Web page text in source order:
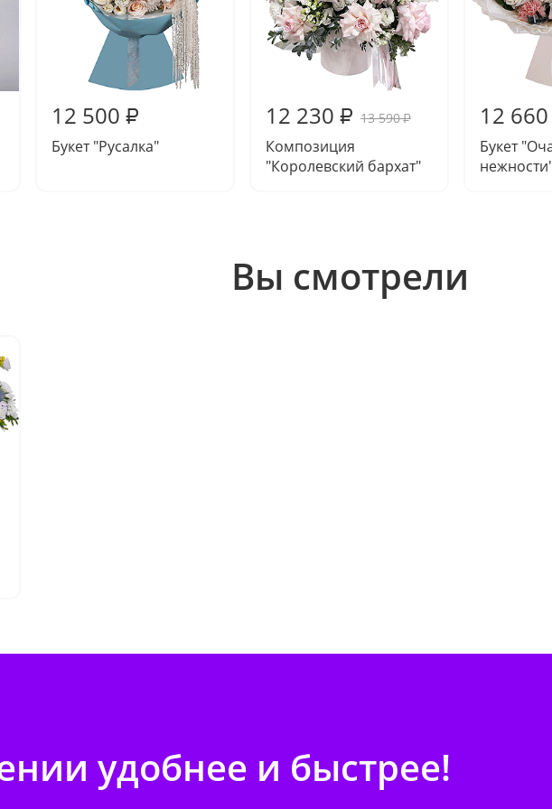
12 500 ₽
Букет "Русалка"
12 230 ₽ 13 590₽
Композиция
"Королевский бархат"
12 660
Букет
Вы смотрели
удобнее и быстрее!